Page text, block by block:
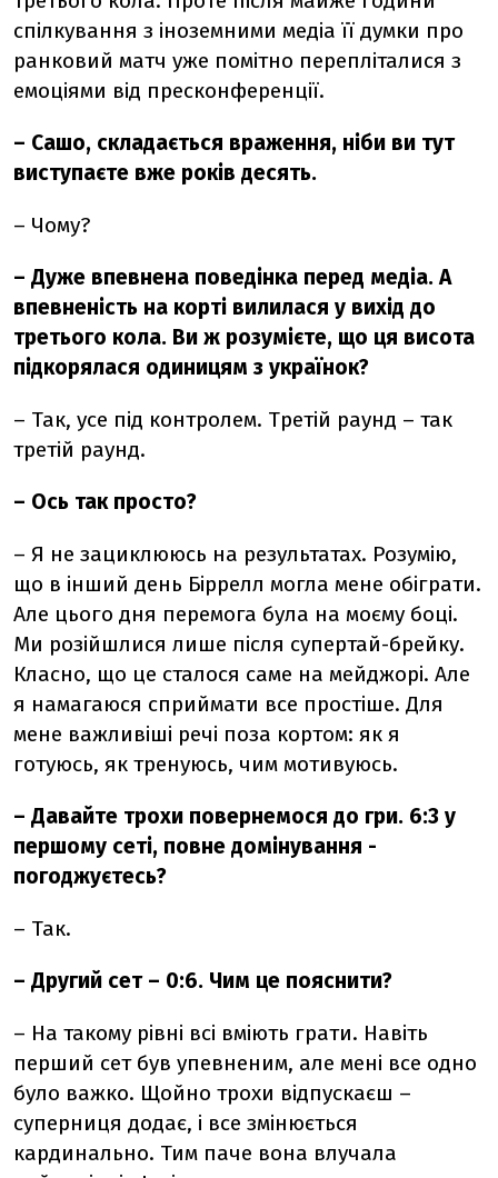
спілкування з іноземними медіа її думки про
ранковий матч уже помітно перепліталися з
емоціями від пресконференції.
– Сашо, складається враження, ніби ви тут
виступаєте вже років десять.
– Чому?
– Дуже впевнена поведінка перед медіа. А
впевненість на корті вилилася у вихід до
третього кола. Ви ж розумієте, що ця висота
підкорялася одиницям з українок?
– Так, усе під контролем. Третій раунд – так
третій раунд.
– Ось так просто?
– Я не зациклююсь на результатах. Розумію,
що в інший день Біррелл могла мене обіграти.
Але цього дня перемога була на моєму боці.
Ми розійшлися лише після супертай-брейку.
Класно, що це сталося саме на мейджорі. Але
я намагаюся сприймати все простіше. Для
мене важливіші речі поза кортом: як я
готуюсь, як тренуюсь, чим мотивуюсь.
– Давайте трохи повернемося до гри. 6:3 у
першому сеті, повне домінування -
погоджуєтесь?
– Так.
– Другий сет– 0:6. Чим це пояснити?
– На такому рівні всі вміють грати. Навіть
перший сет був упевненим, але мені все одно
було важко. Щойно трохи відпускаєш –
суперниця додає, і все змінюється
кардинально. Тим паче вона влучала